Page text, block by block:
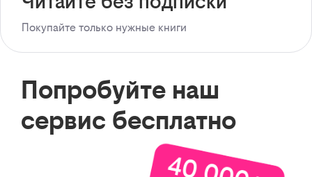
Покупайте только нужные книги
Попробуйте наш
сервис бесплатно